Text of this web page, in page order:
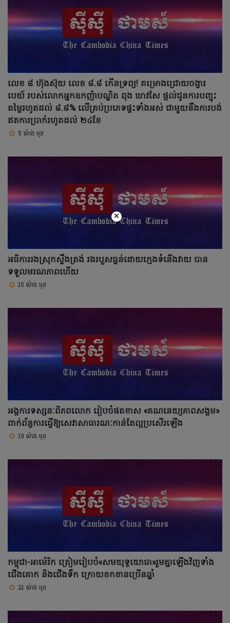
លេខ ៨ ហ៊ុងស៊ុយ លេខ ៨.៨ កើនទ្រព្យ! គម្រោងជ្រោយចង្វារ
បេយ៍ របស់លោកអ្នកឧកញ៉ាបណ្ឌិត ពុង ឃាវសែ ផ្តល់ជូនការបញ្ចុះ
តម្លៃរហូតដល់ ៨.៨% លើគ្រប់ប្រភេទផ្ទះទាំងអស់ ជាមួយនឹងការបង់
ឥតការប្រាក់់រហូតដល់ ២៤ខែ
5 ម៉ោង មុន
អធិការរងស្រុកស្ទឹងត្រង់ រងរបួសធ្ងន់ដោយក្មេងទំនើងវាយ បាន
ទទួលមរណភាពហើយ
15 ម៉ោង មុន
អង្គការទស្សនៈពិភពលោក រៀបចំផតខាស «គណនេយ្យភាពសង្គម»
ពាក់ព័ន្ធការធ្វើឱ្យសេវាសាធារណៈកាន់តែល្អប្រសើរឡើង
19 ម៉ោង មុន
កម្ពុជា-អាម៉េរិក ត្រៀមរៀបចំ«សមយុទ្ធ​យោធា»រួមគ្នាឡើងវិញទាំង
ជើងគោក និងជើងទឹក ក្រោយខកខានច្រើនឆ្នាំ
21 ម៉ោង មុន
×